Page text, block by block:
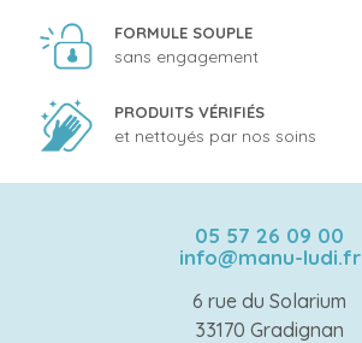
FORMULE SOUPLE
sans engagement
PRODUITS VÉRIFIÉS
et nettoyés par nos soins
05 57 26 09 00
info@manu-ludi.fr
6 rue du Solarium
33170 Gradignan